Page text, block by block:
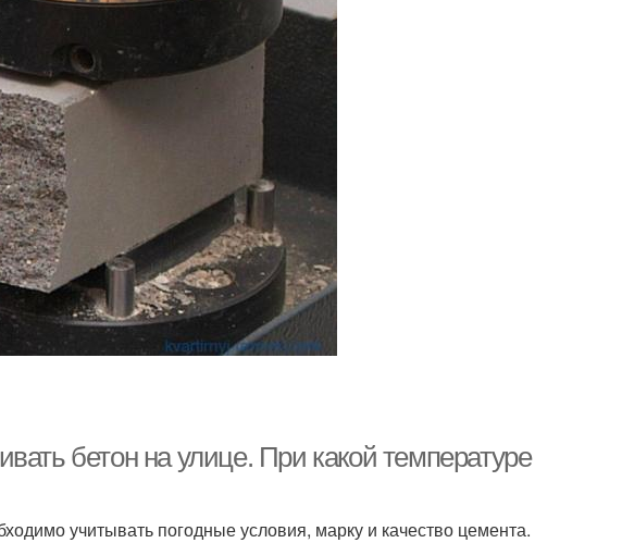
бетон на улице. При какой температуре
учитывать погодные условия, марку и качество цемента.